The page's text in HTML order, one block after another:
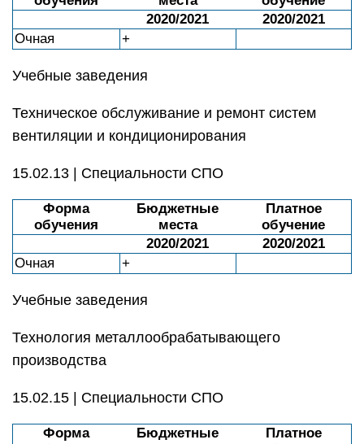
2020/2021
2020/2021
Очная
+
Учебные заведения
Техническое обслуживание и ремонт систем
вентиляции и кондиционирования
15.02.13 | Специальности СПО
Форма
обучения
Бюджетные
места
Платное
обучение
2020/2021
2020/2021
Очная
+
Учебные заведения
Технология металлообрабатывающего
производства
15.02.15 | Специальности СПО
Форма
Бюджетные
Платное